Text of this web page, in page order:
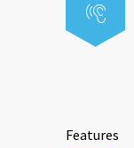
Features